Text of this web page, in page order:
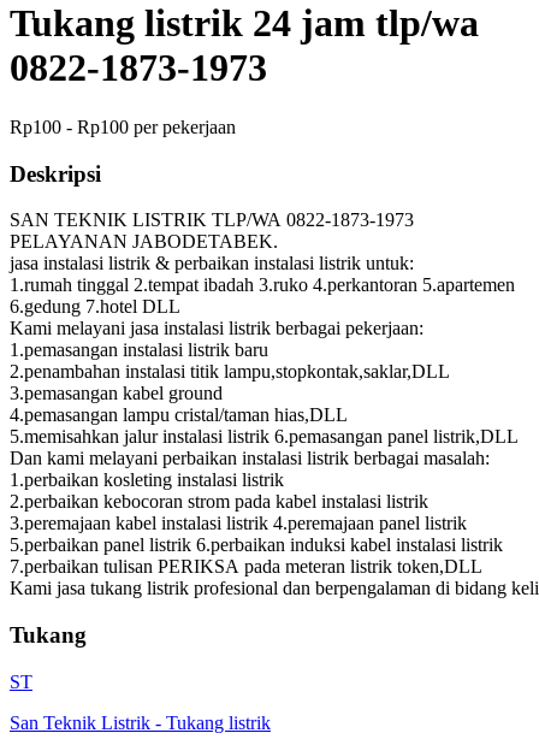
Tukang listrik 24 jam tlp/wa
0822-1873-1973
Rp100 - Rp100 per pekerjaan
Deskripsi
SAN TEKNIK LISTRIK TLP/WA 0822-1873-1973
PELAYANAN JABODETABEK.
jasa instalasi listrik & perbaikan instalasi listrik untuk:
1.rumah tinggal 2.tempat ibadah 3.ruko 4.perkantoran 5.apartemen
6.gedung 7.hotel DLL
Kami melayani jasa instalasi listrik berbagai pekerjaan:
1.pemasangan instalasi listrik baru
2.penambahan instalasi titik lampu,stopkontak,saklar,DLL
3.pemasangan kabel ground
4.pemasangan lampu cristal/taman hias,DLL
5.memisahkan jalur instalasi listrik 6.pemasangan panel listrik,DLL
Dan kami melayani perbaikan instalasi listrik berbagai masalah:
1.perbaikan kosleting instalasi listrik
2.perbaikan kebocoran strom pada kabel instalasi listrik
3.peremajaan kabel instalasi listrik 4.peremajaan panel listrik
5.perbaikan panel listrik 6.perbaikan induksi kabel instalasi listrik
7.perbaikan tulisan PERIKSA pada meteran listrik token,DLL
Kami jasa tukang listrik profesional dan berpengalaman di bidang
Tukang
ST
San Teknik Listrik - Tukang listrik